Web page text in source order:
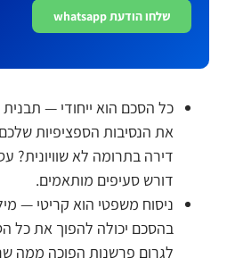
שלחו הודעת whatsapp
כל הסכם הוא ייחודי — תבנית
את הנסיבות הספציפיות
דירה בתרומה לא
דורש סעיפים מותאמים.
ניסוח משפטי הוא קריטי —
בהסכם יכולה להפוך את כל
לגרום פרשנות הפוכה ממה